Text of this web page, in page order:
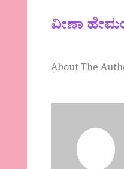
ವೀಣಾ
About The